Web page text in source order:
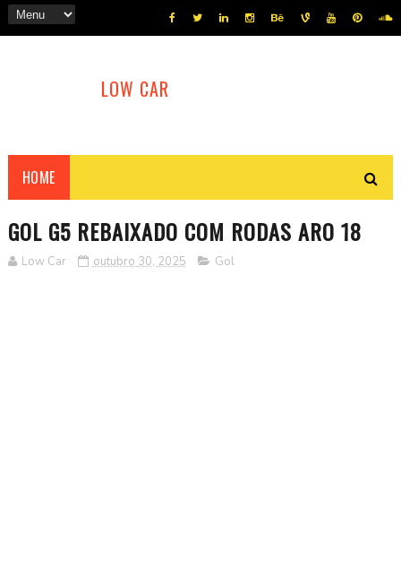
LOW CAR
HOME
GOL G5 REBAIXADO COM RODAS ARO 18
Low Car outubro 30, 2025 Gol